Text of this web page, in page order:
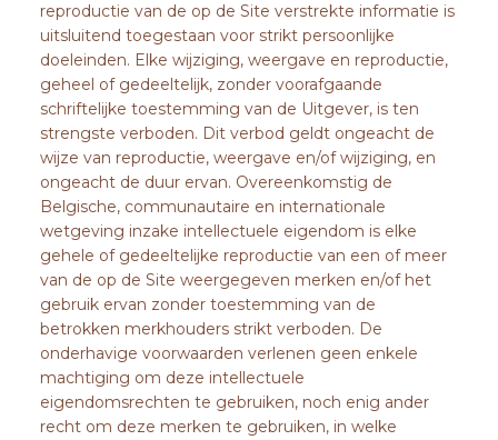
reproductie van de op de Site verstrekte informatie is
uitsluitend toegestaan voor strikt persoonlijke
doeleinden. Elke wijziging, weergave en reproductie,
geheel of gedeeltelijk, zonder voorafgaande
schriftelijke toestemming van de Uitgever, is ten
strengste verboden. Dit verbod geldt ongeacht de
wijze van reproductie, weergave en/of wijziging, en
ongeacht de duur ervan. Overeenkomstig de
Belgische, communautaire en internationale
wetgeving inzake intellectuele eigendom is elke
gehele of gedeeltelijke reproductie van een of meer
van de op de Site weergegeven merken en/of het
gebruik ervan zonder toestemming van de
betrokken merkhouders strikt verboden. De
onderhavige voorwaarden verlenen geen enkele
machtiging om deze intellectuele
eigendomsrechten te gebruiken, noch enig ander
recht om deze merken te gebruiken, in welke